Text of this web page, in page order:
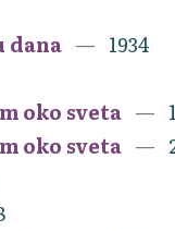
dana
1934
oko sveta
oko sveta